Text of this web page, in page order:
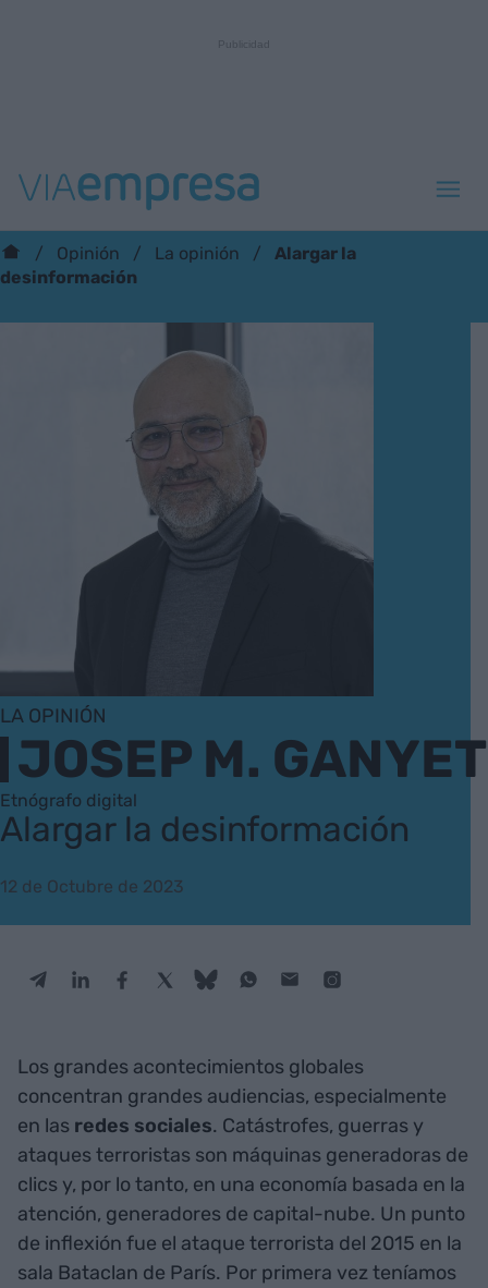
Opinión La opinión
Alargar la
desinformación
LA OPINIÓN
JOSEP M. GANYET
Etnógrafo digital
Alargar la desinformación
12 de Octubre de 2023
Los grandes acontecimientos globales
concentran grandes audiencias, especialmente
en las redes sociales. Catástrofes, guerras y
ataques terroristas son máquinas generadoras de
clics y, por lo tanto, en una economía basada en la
atención, generadores de capital-nube. Un punto
de inflexión fue el ataque terrorista del 2015 en la
sala Bataclan de París. Por primera vez teníamos